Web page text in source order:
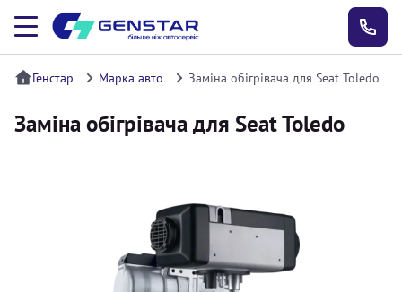
Генстар Марка авто Заміна обігрівача для Seat Toledo
Заміна обігрівача для Seat Toledo